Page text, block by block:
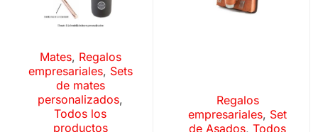
Mates, Regalos
empresariales, Sets
de mates
personalizados,
Todos los
productos
Regalos
empresariales, Set
de Asados,Todos